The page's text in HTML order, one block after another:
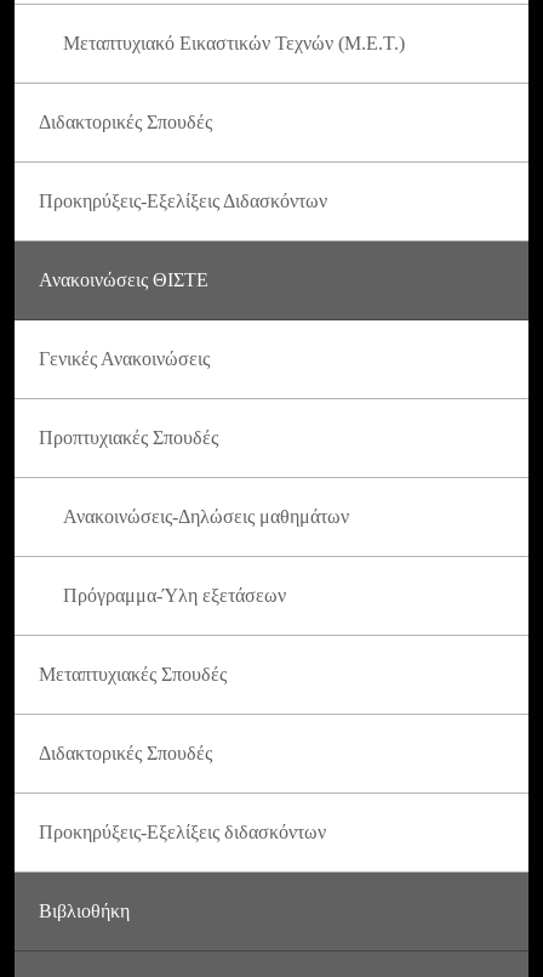
Μεταπτυχιακό Εικαστικών Τεχνών (Μ.Ε.Τ.)
Διδακτορικές Σπουδές
Προκηρύξεις-Εξελίξεις Διδασκόντων
Ανακοινώσεις ΘΙΣΤΕ
Γενικές Ανακοινώσεις
Προπτυχιακές Σπουδές
Ανακοινώσεις-Δηλώσεις μαθημάτων
Πρόγραμμα-Ύλη εξετάσεων
Μεταπτυχιακές Σπουδές
Διδακτορικές Σπουδές
Προκηρύξεις-Εξελίξεις διδασκόντων
Βιβλιοθήκη